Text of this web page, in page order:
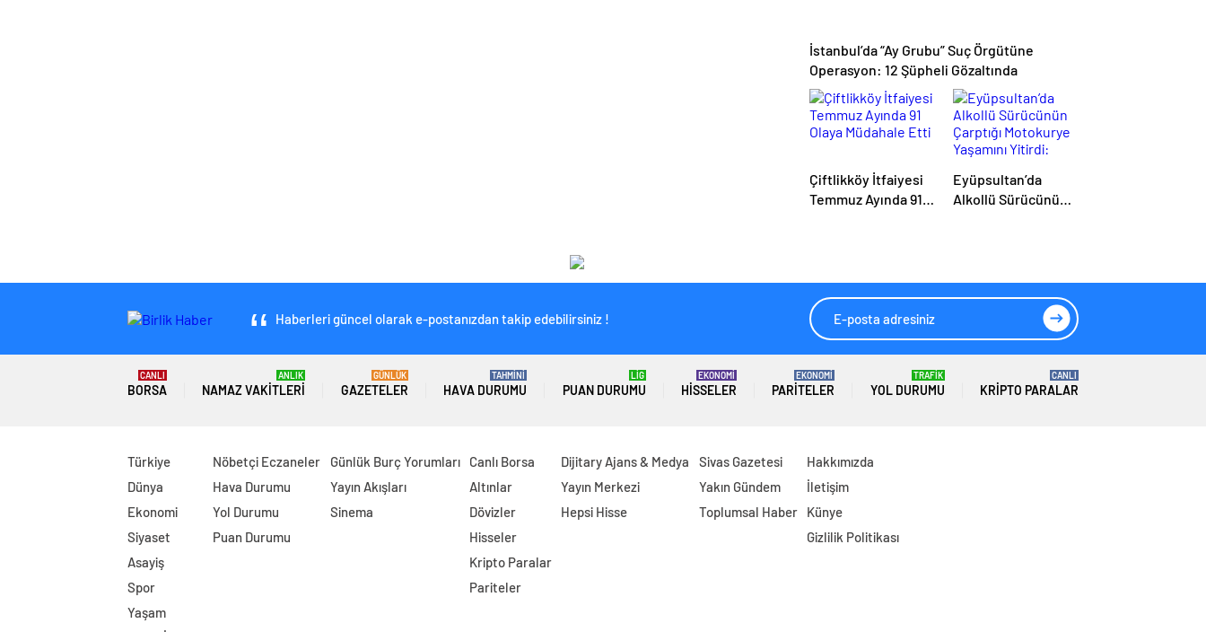
İstanbul’da “Ay Grubu” Suç Örgütüne
Operasyon: 12 Şüpheli Gözaltında
Çiftlikköy İtfaiyesi
Temmuz Ayında 91
Eyüpsultan’da
Alkollü Sürücünün
Haberleri güncel olarak e-postanızdan takip edebilirsiniz !
BORSA
CANLI
NAMAZ VAKITLERI
ANLIK
GAZETELER
GÜNLÜK
HAVA DURUMU
TAHMİNİ
PUAN DURUMU
LİG
HISSELER
EKONOMİ
PARITELER
EKONOMİ
YOL DURUMU
TRAFİK
KRIPTO PARALAR
CANLI
Türkiye
Dünya
Ekonomi
Siyaset
Asayiş
Spor
Yaşam
Nöbetçi Eczaneler
Hava Durumu
Yol Durumu
Puan Durumu
Günlük Burç Yorumları
Yayın Akışları
Sinema
Canlı Borsa
Altınlar
Dövizler
Hisseler
Kripto Paralar
Pariteler
Dijitary Ajans & Medya
Yayın Merkezi
Hepsi Hisse
Sivas Gazetesi
Yakın Gündem
Toplumsal Haber
Hakkımızda
İletişim
Künye
Gizlilik Politikası